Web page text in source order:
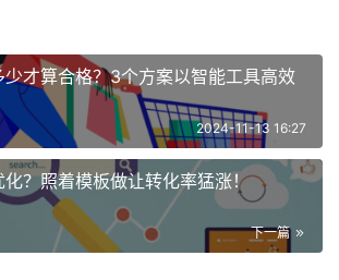
少才算合格？3个方案以智能工具高效
2024-11-13 16:27
？照着模板做让转化率猛涨！
下一篇